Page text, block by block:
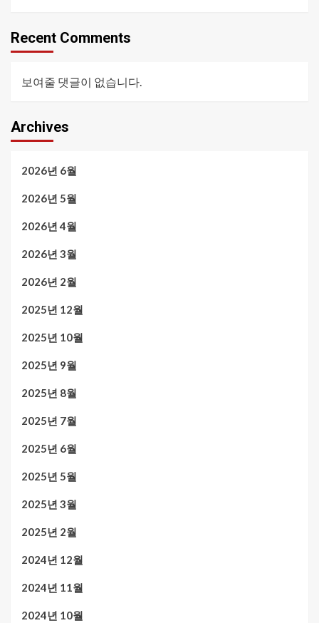
Recent Comments
보여줄 댓글이 없습니다.
Archives
2026년 6월
2026년 5월
2026년 4월
2026년 3월
2026년 2월
2025년 12월
2025년 10월
2025년 9월
2025년 8월
2025년 7월
2025년 6월
2025년 5월
2025년 3월
2025년 2월
2024년 12월
2024년 11월
2024년 10월